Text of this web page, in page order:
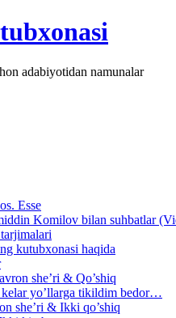
adabiyotidan namunalar
Esse
Komilov bilan suhbatlar
kutubxonasi haqida
she’ri & Qo’shiq
yo’llarga tikildim bedor…
she’ri & Ikki qo’shiq